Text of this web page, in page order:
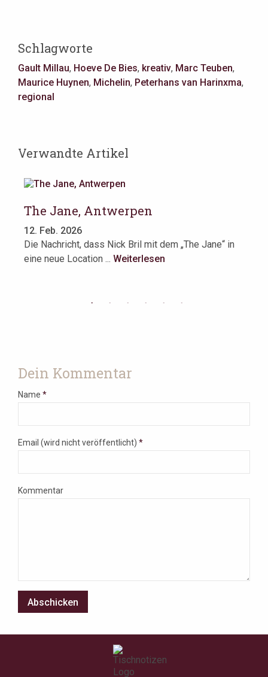
Schlagworte
Gault Millau, Hoeve De Bies, kreativ, Marc Teuben,
Maurice Huynen, Michelin, Peterhans van Harinxma,
regional
Verwandte Artikel
The Jane, Antwerpen
12. Feb. 2026
Die Nachricht, dass Nick Bril mit dem „The Jane“ in
eine neue Location ... Weiterlesen
Dein Kommentar
Name *
Email (wird nicht veröffentlicht) *
Kommentar